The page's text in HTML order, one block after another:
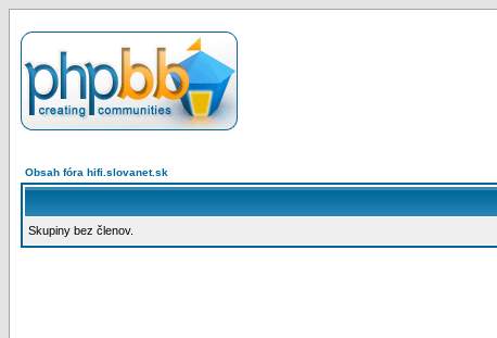
Obsah fóra hifi.slovanet.sk
Skupiny bez členov.